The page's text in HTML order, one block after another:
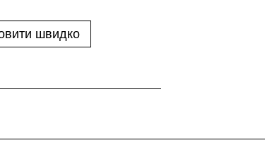
швидко